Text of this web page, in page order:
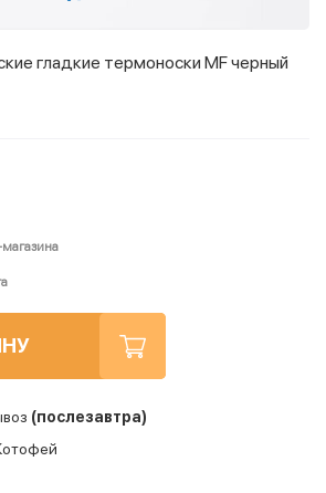
гладкие термоноски MF черный
магазина
(послезавтра)